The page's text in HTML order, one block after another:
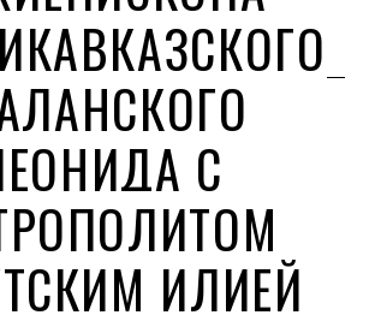
С
ИЛИЕЙ